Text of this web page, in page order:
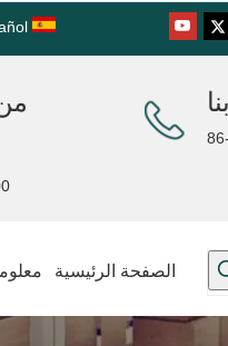
الصفحة الرئيسية